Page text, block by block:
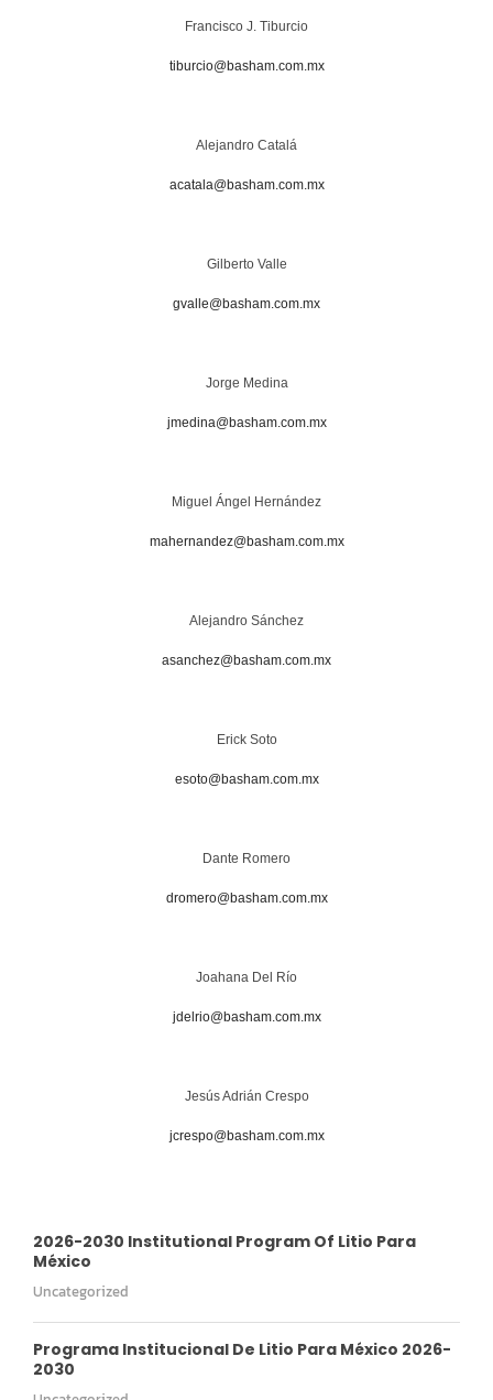
Francisco J. Tiburcio
tiburcio@basham.com.mx
Alejandro Catalá
acatala@basham.com.mx
Gilberto Valle
gvalle@basham.com.mx
Jorge Medina
jmedina@basham.com.mx
Miguel Ángel Hernández
mahernandez@basham.com.mx
Alejandro Sánchez
asanchez@basham.com.mx
Erick Soto
esoto@basham.com.mx
Dante Romero
dromero@basham.com.mx
Joahana Del Río
jdelrio@basham.com.mx
Jesús Adrián Crespo
jcrespo@basham.com.mx
2026-2030 Institutional Program Of Litio Para
México
Uncategorized
Programa Institucional De Litio Para México 2026-
2030